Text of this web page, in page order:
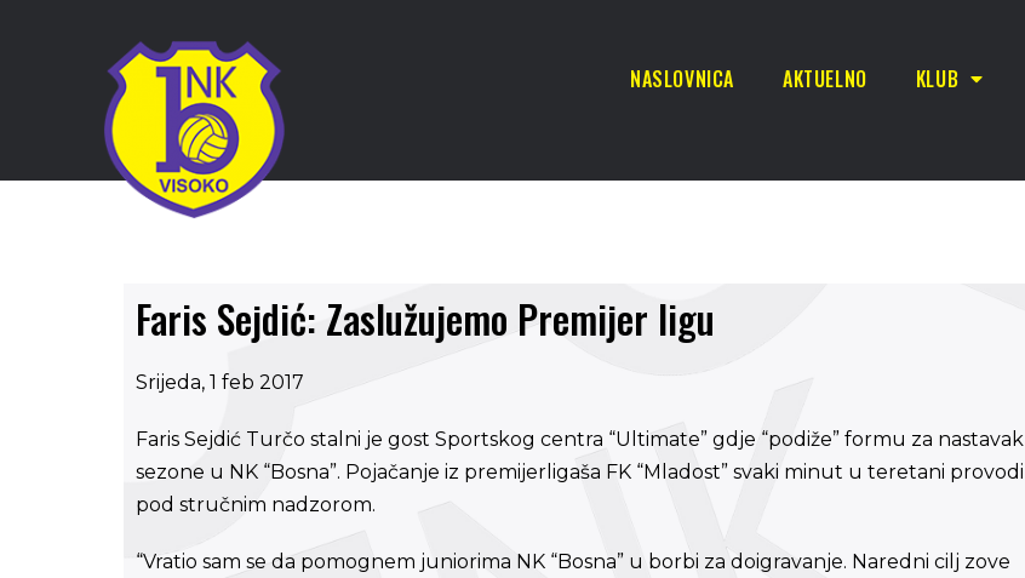
NASLOVNICA AKTUELNO KLUB
Faris Sejdić: Zaslužujemo Premijer ligu
Srijeda, 1 feb 2017
Faris Sejdić Turčo stalni je gost Sportskog centra “Ultimate” gdje “podiže” formu za nastavak
sezone u NK “Bosna”. Pojačanje iz premijerligaša FK “Mladost” svaki minut u teretani provodi
pod stručnim nadzorom.
“Vratio sam se da pomognem juniorima NK “Bosna” u borbi za doigravanje. Naredni cilj zove